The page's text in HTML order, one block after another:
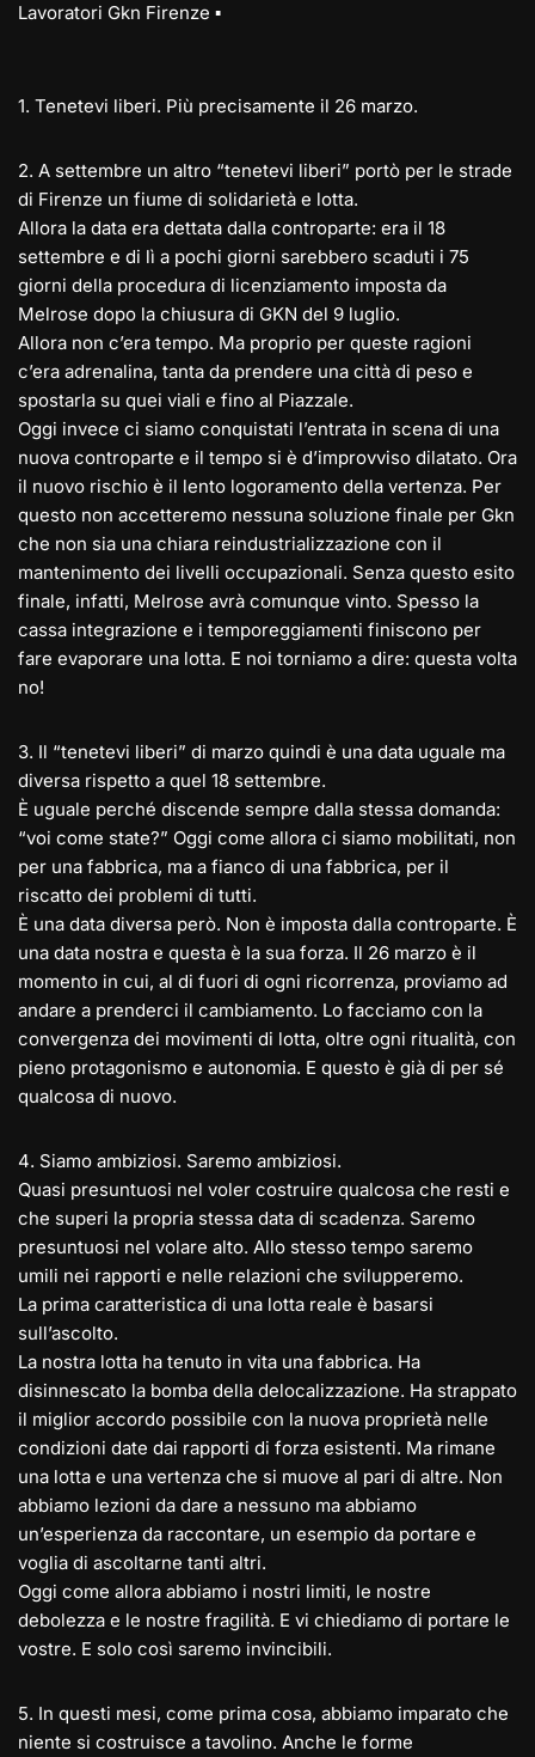
Lavoratori Gkn Firenze ▪️
1. Tenetevi liberi. Più precisamente il 26 marzo.
2️. A settembre un altro “tenetevi liberi” portò per le strade
di Firenze un fiume di solidarietà e lotta.
Allora la data era dettata dalla controparte: era il 18
settembre e di lì a pochi giorni sarebbero scaduti i 75
giorni della procedura di licenziamento imposta da
Melrose dopo la chiusura di GKN del 9 luglio.
Allora non c’era tempo. Ma proprio per queste ragioni
c’era adrenalina, tanta da prendere una città di peso e
spostarla su quei viali e fino al Piazzale.
Oggi invece ci siamo conquistati l’entrata in scena di una
nuova controparte e il tempo si è d’improvviso dilatato. Ora
il nuovo rischio è il lento logoramento della vertenza. Per
questo non accetteremo nessuna soluzione finale per Gkn
che non sia una chiara reindustrializzazione con il
mantenimento dei livelli occupazionali. Senza questo esito
finale, infatti, Melrose avrà comunque vinto. Spesso la
cassa integrazione e i temporeggiamenti finiscono per
fare evaporare una lotta. E noi torniamo a dire: questa volta
no!
3️. Il “tenetevi liberi” di marzo quindi è una data uguale ma
diversa rispetto a quel 18 settembre.
È uguale perché discende sempre dalla stessa domanda:
“voi come state?” Oggi come allora ci siamo mobilitati, non
per una fabbrica, ma a fianco di una fabbrica, per il
riscatto dei problemi di tutti.
È una data diversa però. Non è imposta dalla controparte. È
una data nostra e questa è la sua forza. Il 26 marzo è il
momento in cui, al di fuori di ogni ricorrenza, proviamo ad
andare a prenderci il cambiamento. Lo facciamo con la
convergenza dei movimenti di lotta, oltre ogni ritualità, con
pieno protagonismo e autonomia. E questo è già di per sé
qualcosa di nuovo.
4️. Siamo ambiziosi. Saremo ambiziosi.
Quasi presuntuosi nel voler costruire qualcosa che resti e
che superi la propria stessa data di scadenza. Saremo
presuntuosi nel volare alto. Allo stesso tempo saremo
umili nei rapporti e nelle relazioni che svilupperemo.
La prima caratteristica di una lotta reale è basarsi
sull’ascolto.
La nostra lotta ha tenuto in vita una fabbrica. Ha
disinnescato la bomba della delocalizzazione. Ha strappato
il miglior accordo possibile con la nuova proprietà nelle
condizioni date dai rapporti di forza esistenti. Ma rimane
una lotta e una vertenza che si muove al pari di altre. Non
abbiamo lezioni da dare a nessuno ma abbiamo
un’esperienza da raccontare, un esempio da portare e
voglia di ascoltarne tanti altri.
Oggi come allora abbiamo i nostri limiti, le nostre
debolezza e le nostre fragilità. E vi chiediamo di portare le
vostre. E solo così saremo invincibili.
5️. In questi mesi, come prima cosa, abbiamo imparato che
niente si costruisce a tavolino. Anche le forme